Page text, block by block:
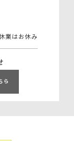
業はお休み
ら